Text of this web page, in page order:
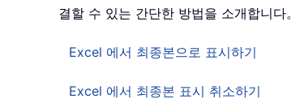
결할 수 있는 간단한 방법을 소개합니다。
Excel 에서 최종본으로 표시하기
Excel 에서 최종본 표시 취소하기